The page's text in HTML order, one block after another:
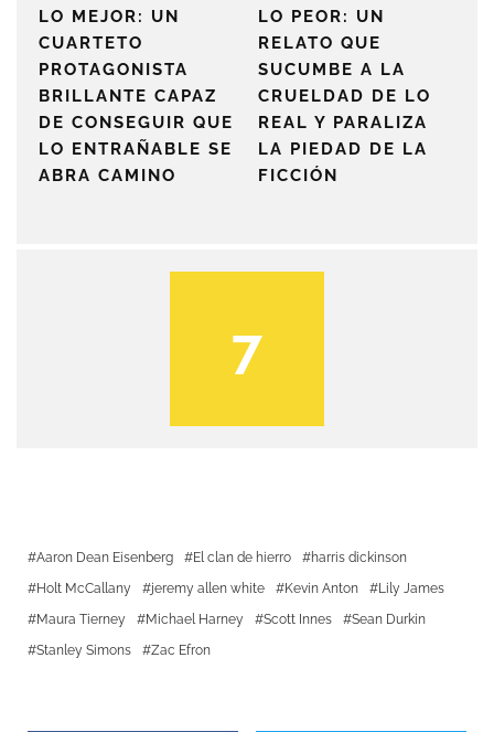
LO MEJOR: UN
CUARTETO
PROTAGONISTA
BRILLANTE CAPAZ
DE CONSEGUIR QUE
LO ENTRAÑABLE SE
ABRA CAMINO
LO PEOR: UN
RELATO QUE
SUCUMBE A LA
CRUELDAD DE LO
REAL Y PARALIZA
LA PIEDAD DE LA
FICCIÓN
7
Aaron Dean Eisenberg El clan de hierro
harris dickinson
Holt McCallany
jeremy allen white Kevin Anton
Lily James
Maura Tierney
Michael Harney Scott Innes
Sean Durkin
Stanley Simons
Zac Efron